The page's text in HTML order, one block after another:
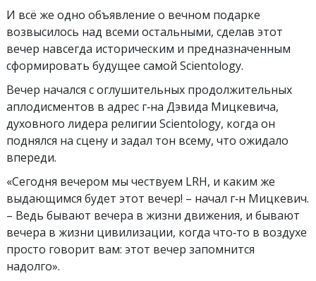
И всё же одно объявление о вечном подарке
возвысилось над всеми остальными, сделав этот
вечер навсегда историческим и предназначенным
сформировать будущее самой Scientology.
Вечер начался с оглушительных продолжительных
аплодисментов в адрес г‑на Дэвида Мицкевича,
духовного лидера религии Scientology, когда он
поднялся на сцену и задал тон всему, что ожидало
впереди.
«Сегодня вечером мы чествуем LRH, и каким же
выдающимся будет этот вечер! – начал г‑н Мицкевич.
– Ведь бывают вечера в жизни движения, и бывают
вечера в жизни цивилизации, когда что‑то в воздухе
просто говорит вам: этот вечер запомнится
надолго».